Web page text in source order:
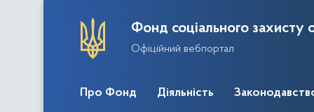
Фонд соціального захисту
Офіційний вебпортал
Про Фонд Діяльність